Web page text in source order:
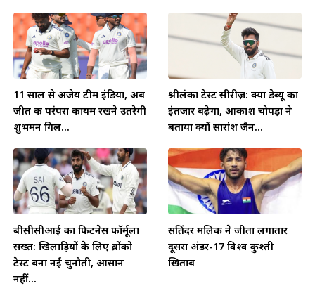
11 साल से अजेय टीम इंडिया, अब
जीत की परंपरा कायम रखने उतरेगी
शुभमन गिल...
श्रीलंका टेस्ट सीरीज़: क्या डेब्यू का
इंतजार बढ़ेगा, आकाश चोपड़ा ने
बताया क्यों सारांश जैन...
बीसीसीआई का फिटनेस फॉर्मूला
सख्त: खिलाड़ियों के लिए ब्रोंको
टेस्ट बना नई चुनौती, आसान
नहीं...
सतिंदर मलिक ने जीता लगातार
दूसरा अंडर-17 विश्व कुश्ती
खिताब